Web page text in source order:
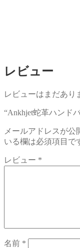
レビュー
レビューはまだあり
“Ankhjet蛇革ハンド
メールアドレスが公
いる欄は必須項目で
レビュー *
名前 *